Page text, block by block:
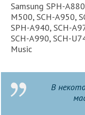
Samsung SPH-
M500, SCH-A950,
SPH-A940, SCH-
SCH-A990, SCH-
Music
В